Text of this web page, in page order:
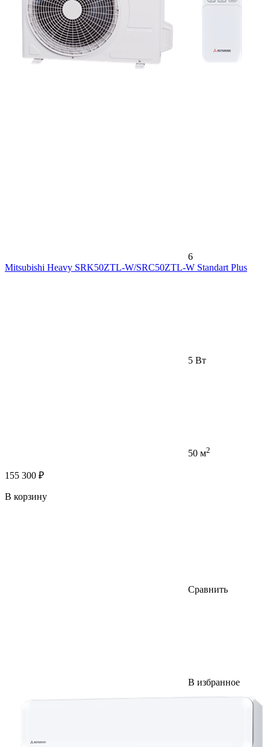
6
Mitsubishi Heavy SRK50ZTL-W/SRC50ZTL-W Standart Plus
5 Вт
50 м2
155 300 ₽
В корзину
Сравнить
В избранное